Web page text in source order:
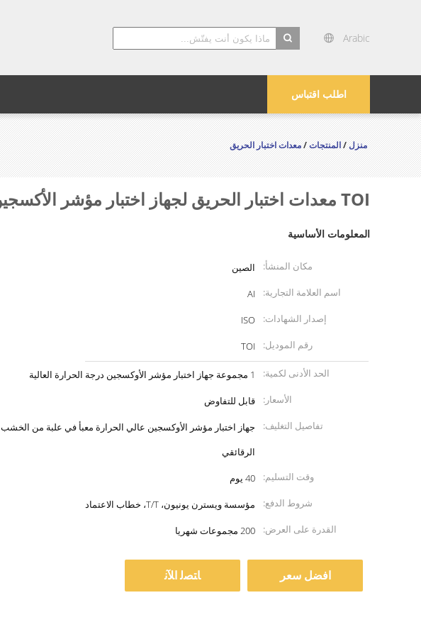
Arabic
اطلب اقتباس
منزل/المنتجات/معدات اختبار الحريق
TOI معدات اختبار الحريق لجهاز اختبار مؤشر الأكسجين بدرجة حرارة عالية
المعلومات الأساسية
مكان المنشأ:
الصين
اسم العلامة التجارية:
AI
إصدار الشهادات:
ISO
رقم الموديل:
TOI
الحد الأدنى لكمية:
1 مجموعة جهاز اختبار مؤشر الأوكسجين درجة الحرارة العالية
الأسعار:
قابل للتفاوض
تفاصيل التغليف:
جهاز اختبار مؤشر الأوكسجين عالي الحرارة معبأ في علبة من الخشب
الرقائقي
وقت التسليم:
40 يوم
شروط الدفع:
مؤسسة ويسترن يونيون، T/T، خطاب الاعتماد
القدرة على العرض:
200 مجموعات شهريا
افضل سعر ﺎﺘﺼﻟ ﺍﻶﻧ